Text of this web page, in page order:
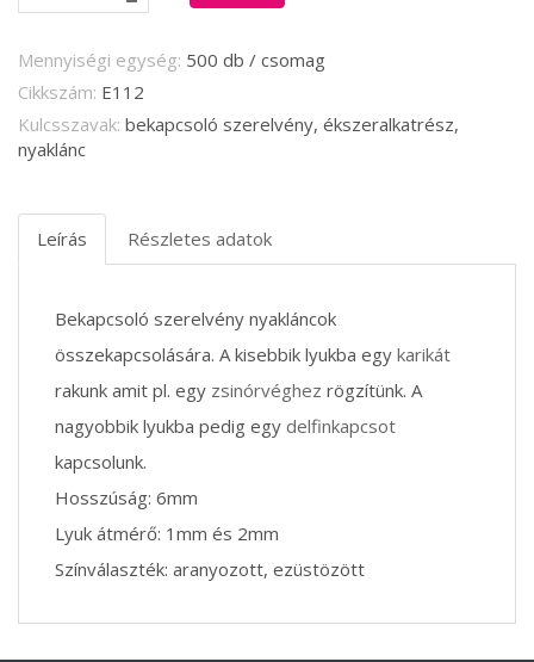
Mennyiségi egység: 500 db / csomag
Cikkszám: E112
Kulcsszavak: bekapcsoló szerelvény, ékszeralkatrész,
nyaklánc
Leírás Részletes adatok
Bekapcsoló szerelvény nyakláncok
összekapcsolására. A kisebbik lyukba egy karikát
rakunk amit pl. egy zsinórvéghez rögzítünk. A
nagyobbik lyukba pedig egy delfinkapcsot
kapcsolunk.
Hosszúság: 6mm
Lyuk átmérő: 1mm és 2mm
Színválaszték: aranyozott, ezüstözött